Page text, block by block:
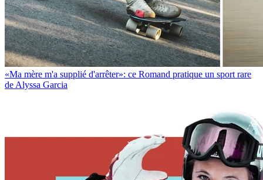
«Ma mère m'a supplié d'arrêter»: ce Romand pratique un sport rare
de Alyssa Garcia